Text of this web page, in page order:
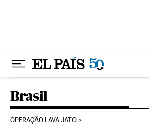
Brasil
OPERAÇÃO LAVA JATO